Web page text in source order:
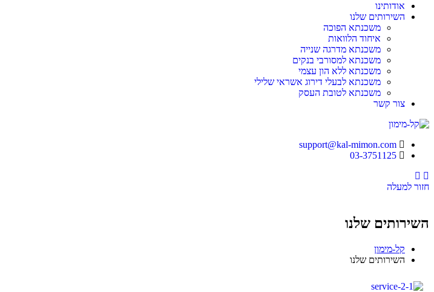
אודותינו
השירותים שלנו
משכנתא הפוכה
איחוד הלוואות
משכנתא מדרגה שנייה
משכנתא למסורבי בנקים
משכנתא ללא הון עצמי
משכנתא לבעלי דירוג אשראי שלילי
משכנתא לטובת העסק
צור קשר
support@kal-mimon.com
03-3751125
Facebook
חזור למעלה
השירותים שלנו
קל-מימון
השירותים שלנו